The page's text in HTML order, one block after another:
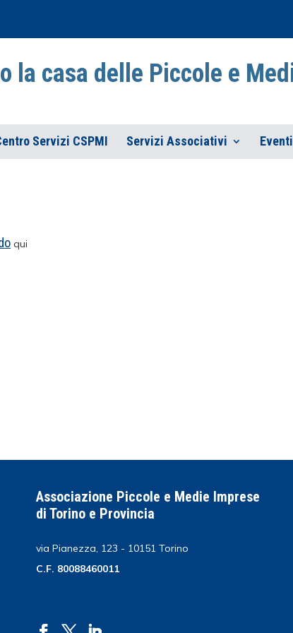
la casa delle Piccole e
Servizi CSPMI Servizi Associativi Eventi
qui
Associazione Piccole e Medie Imprese
di Torino e Provincia
via Pianezza, 123 - 10151 Torino
C.F. 80088460011